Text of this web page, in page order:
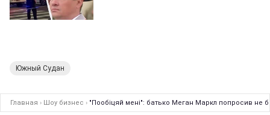
Южный Судан
Главная › Шоу бизнес › "Пообіцяй мені": батько Меган Маркл попросив не